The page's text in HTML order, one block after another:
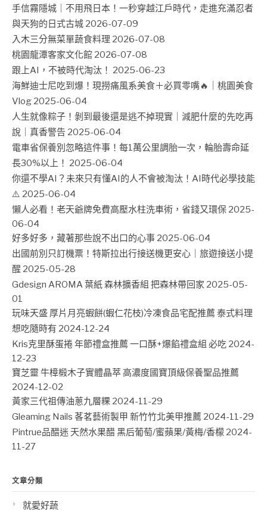
手信霧隱城｜不用飛日本！一秒穿越江戶時代，走進充滿忍者
與天狗的日式古城 2026-07-09
入木三分無菜單蔬食料理 2026-07-08
桃園龍潭客家文化館 2026-07-08
跟上AI，不被時代淘汰！ 2025-06-23
海鮮迪士尼吃到爆！現撈痛風系美食＋必買零嘴🔥｜桃園美食
Vlog 2025-06-04
人生就像粽子！剝到最後還是逃不掉現實｜減肥什麼的先吃再
說｜真香警告 2025-06-04
電車省保養別忽略這件事！每1萬公里調胎一次，輪胎壽命延
長30%以上！ 2025-06-04
你還不學AI？未來只有懂AI的人不會被淘汰！AI時代必學技能
⚠️ 2025-06-04
懶人必看！老天爺牌免費高壓水柱洗車術，省錢又環保 2025-
06-04
好多好多，藏著那些說不出口的心事 2025-06-04
出國前別只訂機票！特斯拉出行接送機更安心｜旅遊接送小提
醒 2025-05-28
Gdesign AROMA 葉紙 森林擴香組 把森林帶回家 2025-05-
01
玩味天盛 厚片月亮蝦餅(蝦仁花枝)冷凍食品宅配推薦 泰式料理
想吃隨時有 2024-12-24
Kris克里酥蛋捲 年節禮盒推薦 一口酥+爆餡禮盒組 必吃 2024-
12-23
寶芝靈 牛樟椴木子實體晶萃 高濃度國寶頂級保養聖品推薦
2024-12-02
黃家三代祖傳油蔥九層粿 2024-11-29
Gleaming Nails 茖茗藝術製甲 新竹竹北美甲推薦 2024-11-29
Pintrue品醋迷 天然水果醋 黑后葡萄/蜜蘋果/黃梅/香檬 2024-
11-27
文章分類
就愛好蔬